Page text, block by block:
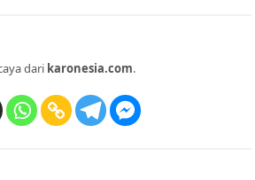
dari karonesia.com.